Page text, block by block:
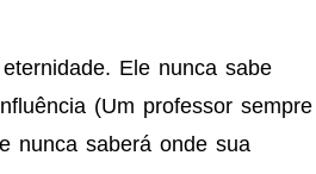
Ele nunca sabe
(Um professor sempre
nunca saberá onde sua